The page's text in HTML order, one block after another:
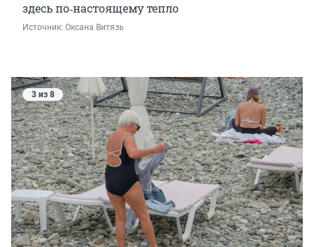
здесь по‑настоящему тепло
Источник: Оксана Витязь
3 из 8